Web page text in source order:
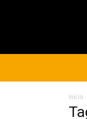
Início